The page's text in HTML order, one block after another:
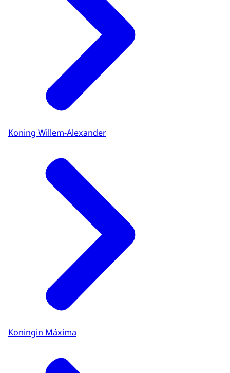
Koning Willem-Alexander
Koningin Máxima